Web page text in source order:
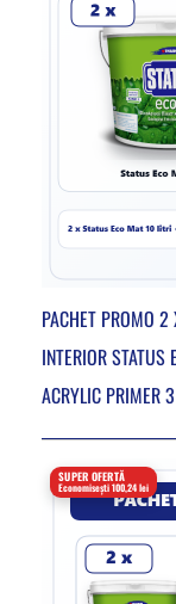
PACHET PROMO 2
INTERIOR
ACRYLIC PRIMER
SUPER OFERTĂ
Economisești 100,24 lei